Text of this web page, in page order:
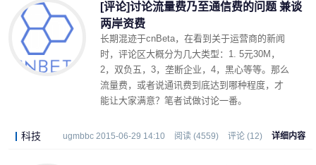
[评论]讨论流量费乃至通信费的问题 兼谈
两岸资费
长期混迹于cnBeta，在看到关于运营商的新闻
时，评论区大概分为几大类型：1. 5元30M，
2，双负五，3，垄断企业，4，黑心等等。那么
流量费，或者说通讯费到底达到哪种程度，才
能让大家满意？笔者试做讨论一番。
科技 ugmbbc 2015-06-29 14:10 阅读 (4559) 评论 (12) 详细内容